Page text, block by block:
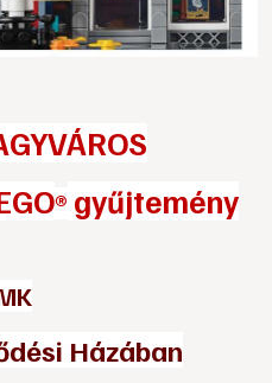
® gyűjtemény
Házában